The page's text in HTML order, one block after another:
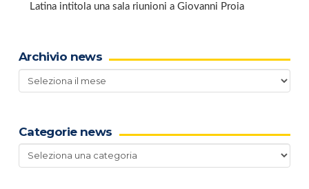
Latina intitola una sala riunioni a Giovanni Proia
Archivio news
Archivio
news
Categorie news
Categorie
news